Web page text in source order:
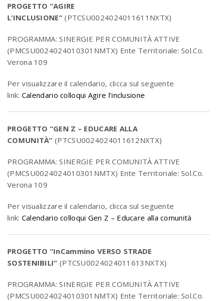
PROGETTO “AGIRE
L’INCLUSIONE”(PTCSU0024024011611NXTX)
PROGRAMMA: SINERGIE PER COMUNITÀ ATTIVE
(PMCSU0024024010301NMTX) Ente Territoriale: Sol.Co.
Verona 109
Per visualizzare il calendario, clicca sul seguente
link: Calendario colloqui Agire l’inclusione
PROGETTO “GEN Z – EDUCARE ALLA
COMUNITÀ” (PTCSU0024024011612NXTX)
PROGRAMMA: SINERGIE PER COMUNITÀ ATTIVE
(PMCSU0024024010301NMTX) Ente Territoriale: Sol.Co.
Verona 109
Per visualizzare il calendario, clicca sul seguente
link: Calendario colloqui Gen Z – Educare alla comunità
PROGETTO “InCammino VERSO STRADE
SOSTENIBILI” (PTCSU0024024011613NXTX)
PROGRAMMA: SINERGIE PER COMUNITÀ ATTIVE
(PMCSU0024024010301NMTX) Ente Territoriale: Sol.Co.